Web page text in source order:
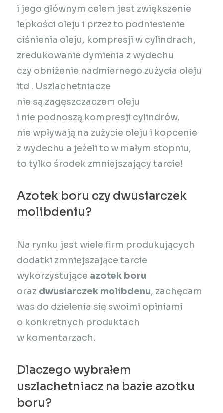
i jego głównym celem jest zwiększenie
lepkości oleju i przez to podniesienie
ciśnienia oleju, kompresji w cylindrach,
zredukowanie dymienia z wydechu
czy obniżenie nadmiernego zużycia oleju
itd . Uszlachetniacze
nie są zagęszczaczem oleju
i nie podnoszą kompresji cylindrów,
nie wpływają na zużycie oleju i kopcenie
z wydechu a jeżeli to w małym stopniu,
to tylko środek zmniejszający tarcie!
Azotek boru czy dwusiarczek
molibdeniu?
Na rynku jest wiele firm produkujących
dodatki zmniejszające tarcie
wykorzystujące azotek boru
oraz dwusiarczek molibdenu, zachęcam
was do dzielenia się swoimi opiniami
o konkretnych produktach
w komentarzach.
Dlaczego wybrałem
uszlachetniacz na bazie azotku
boru?